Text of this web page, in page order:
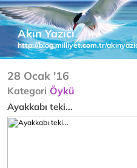
Akın Yazıcı
http://blog.milliyet.com.tr/
28 Ocak '16
Kategori Öykü
Ayakkabı teki...